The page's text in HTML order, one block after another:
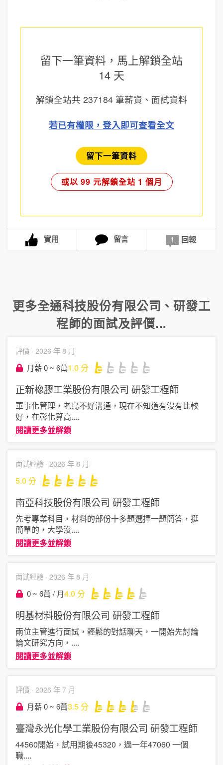
留下一筆資料，馬上解鎖全站
14 天
解鎖全站共 237184 筆薪資、面試資料
若已有權限，登入即可查看全文
留下一筆資料
或以 99 元解鎖全站 1 個月
實用 留言 回報
更多全通科技股份有限公司 、研發工
程師的面試及評價...
評價 · 2026 年 8 月
月薪 0 ~ 6萬1.0 分
正新橡膠工業股份有限公司 研發工程師
軍事化管理，老鳥不好溝通，現在不知道有沒有比較
好，在彰化算高....
閱讀更多並解鎖
面試經驗 · 2026 年 8 月
5.0 分
南亞科技股份有限公司 研發工程師
先考專業科目，材料的部份十多題選擇一題簡答，挺
簡單的，大學沒....
閱讀更多並解鎖
面試經驗 · 2026 年 8 月
0 ~ 6萬 / 月4.0 分
明基材料股份有限公司 研發工程師
兩位主管進行面試，輕鬆的對話聊天，一開始先討論
論文研究方向， ....
閱讀更多並解鎖
評價 · 2026 年 7 月
月薪 0 ~ 6萬3.5分
臺灣永光化學工業股份有限公司 研發工程師
44560開始，試用期後45320，過一年47060 一個
職....